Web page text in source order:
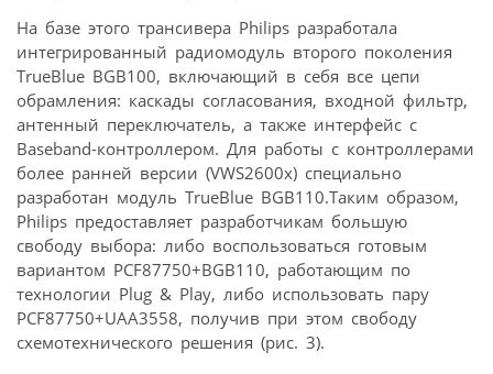
На базе этого трансивера Philips разработала
интегрированный радиомодуль второго поколения
TrueBlue BGB100, включающий в себя все цепи
обрамления: каскады согласования, входной фильтр,
антенный переключатель, а также интерфейс с
Baseband-контроллером. Для работы с контроллерами
более ранней версии (VWS2600x) специально
разработан модуль TrueBlue BGB110.Таким образом,
Philips предоставляет разработчикам большую
свободу выбора: либо воспользоваться готовым
вариантом PCF87750+BGB110, работающим по
технологии Plug & Play, либо использовать пару
PCF87750+UAA3558, получив при этом свободу
схемотехнического решения (рис. 3).